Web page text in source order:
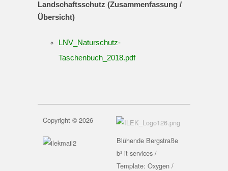
Landschaftsschutz (Zusammenfassung /
Übersicht)
LNV_Naturschutz-
Taschenbuch_2018.pdf
Copyright © 2026
Blühende Bergstraße
b²-it-services /
Template: Oxygen /